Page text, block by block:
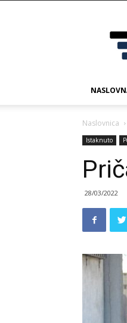
Naslovnica
Istaknuto
28/03/2022